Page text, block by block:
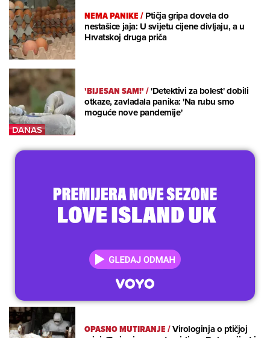
NEMA PANIKE/Ptičja gripa dovela do
nestašice jaja: U svijetu cijene divljaju, a u
Hrvatskoj druga priča
'BIJESAN SAM!'/'Detektivi za bolest' dobili
otkaze, zavladala panika: 'Na rubu smo
moguće nove pandemije'
OPASNO MUTIRANJE/Virologinja o ptičjoj